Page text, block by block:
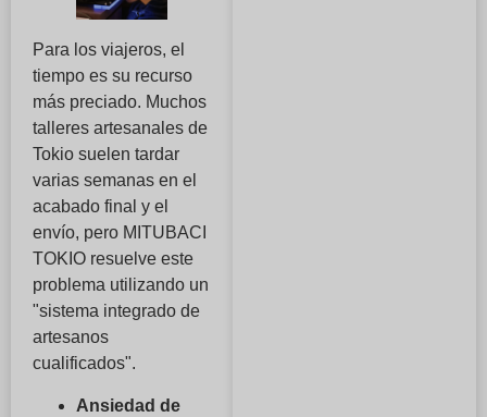
Para los viajeros, el
tiempo es su recurso
más preciado. Muchos
talleres artesanales de
Tokio suelen tardar
varias semanas en el
acabado final y el
envío, pero MITUBACI
TOKIO resuelve este
problema utilizando un
"sistema integrado de
artesanos
cualificados".
Ansiedad de